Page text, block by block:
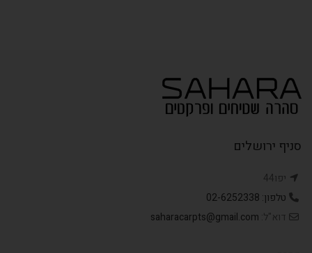
סניף ירושלים
יפו44
טלפון: 02-6252338
דוא"ל: saharacarpts@gmail.com